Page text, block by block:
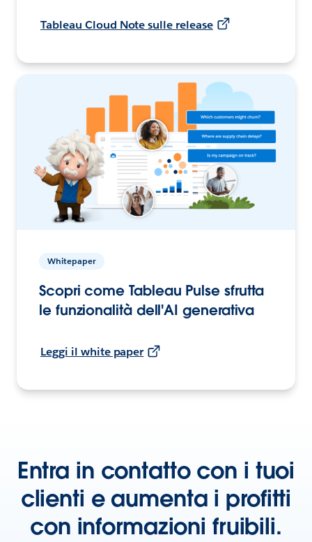
Tableau Cloud Note sulle release
Whitepaper
Scopri come Tableau Pulse sfrutta
le funzionalità dell'AI generativa
Leggi il white paper
Entra in contatto con i tuoi
clienti e aumenta i profitti
con informazioni fruibili.